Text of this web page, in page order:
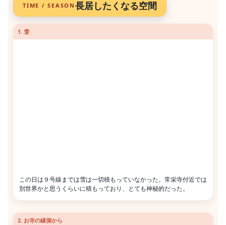
TIME / SEASON 長居したくなる空間
1. 雪
この日は９号線までは雪は一切積もっていなかった。常栄寺付近では
別世界かと思うくらいに積もっており、とても神秘的だった。
2. お寺の縁側から